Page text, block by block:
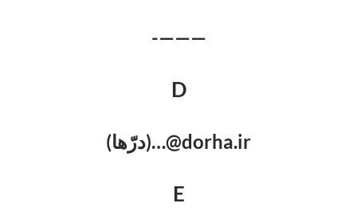
———-
D
dorha.ir@…(درّها)
E